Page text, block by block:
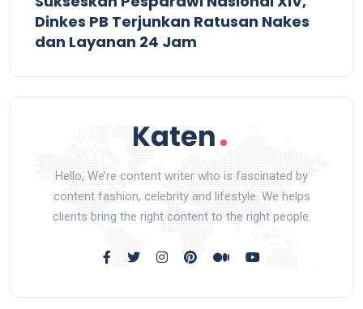
Dinkes PB Terjunkan Ratusan Nakes
dan Layanan 24 Jam
Hello, We’re content writer who is fascinated by
content fashion, celebrity and lifestyle. We helps
clients bring the right content to the right people.